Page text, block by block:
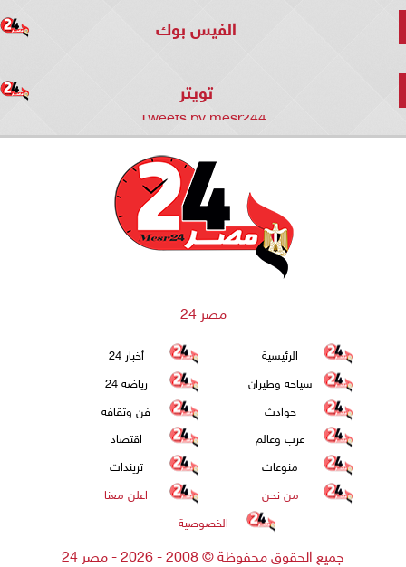
الفيس بوك
تويتر
Tweets by mesr244
مصر 24
الرئيسية
أخبار 24
سياحة وطيران
رياضة 24
حوادث
فن وثقافة
عرب وعالم
اقتصاد
منوعات
تريندات
من نحن
اعلن معنا
الخصوصية
جميع الحقوق محفوظة©